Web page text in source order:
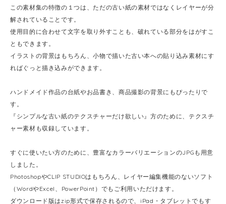
この素材集の特徴の１つは、ただの古い紙の素材ではなくレイヤーが分
解されていることです。
使用目的に合わせて文字を取り外すことも、破れている部分をはがすこ
ともできます。
イラストの背景はもちろん、小物で描いた古い本への貼り込み素材にす
ればぐっと描き込みができます。
ハンドメイド作品の台紙やお品書き、商品撮影の背景にもぴったりで
す。
『シンプルな古い紙のテクスチャーだけ欲しい』方のために、テクスチ
ャー素材も収録しています。
すぐに使いたい方のために、豊富なカラーバリエーションのJPGも用意
しました。
PhotoshopやCLIP STUDIOはもちろん、レイヤー編集機能のないソフト
（WordやExcel、PowerPoint）でもご利用いただけます。
ダウンロード版はzip形式で保存されるので、iPad・タブレットでもす